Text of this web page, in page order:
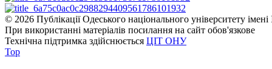
© 2026 Публікації Одеського національного університету
При використанні матеріалів посилання на сайт обов'язкове
Технічна підтримка здійснюється ЦІТ ОНУ
Top